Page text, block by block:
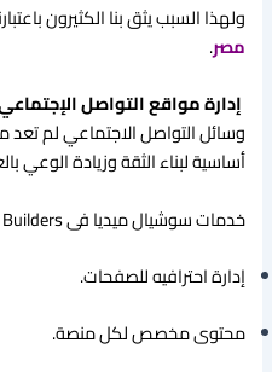
ولهذا السبب يثق بنا الكثيرون
مصر.
إدارة مواقع التواصل
وسائل التواصل الاجتماعي لم تعد
أساسية لبناء الثقة وزيادة الوعي
خدمات سوشيال ميديا فى Marketing Builders تشمل:
إدارة احترافيه للصفحات.
محتوى مخصص لكل منصة.